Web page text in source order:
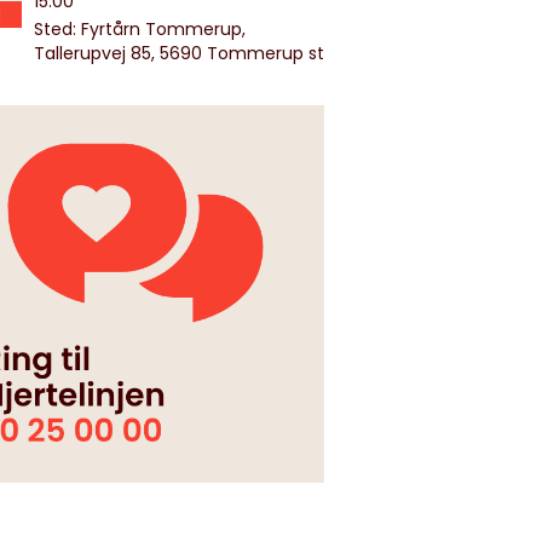
Sted: Fyrtårn Tommerup,
Tallerupvej 85, 5690 Tommerup st